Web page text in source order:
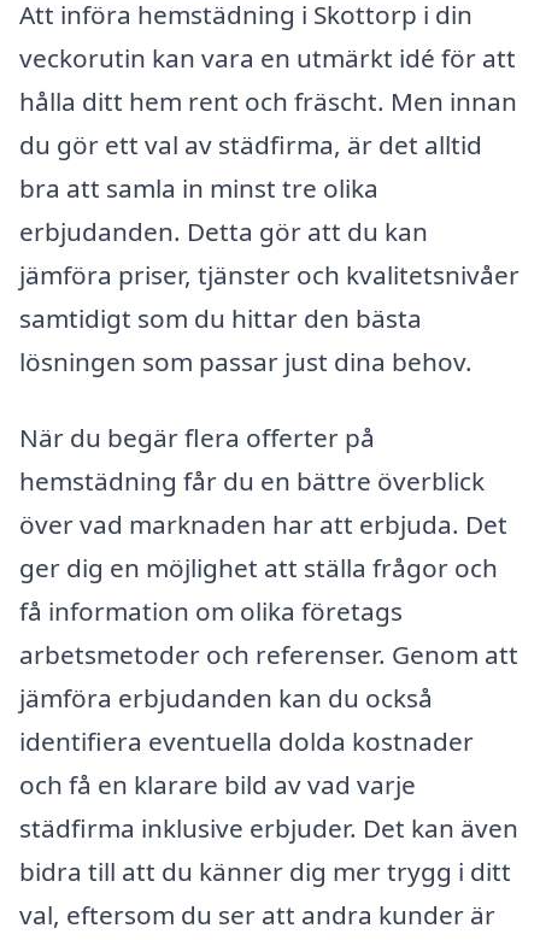
Att införa hemstädning i Skottorp i din
veckorutin kan vara en utmärkt idé för att
hålla ditt hem rent och fräscht. Men innan
du gör ett val av städfirma, är det alltid
bra att samla in minst tre olika
erbjudanden. Detta gör att du kan
jämföra priser, tjänster och kvalitetsnivåer
samtidigt som du hittar den bästa
lösningen som passar just dina behov.
När du begär flera offerter på
hemstädning får du en bättre överblick
över vad marknaden har att erbjuda. Det
ger dig en möjlighet att ställa frågor och
få information om olika företags
arbetsmetoder och referenser. Genom att
jämföra erbjudanden kan du också
identifiera eventuella dolda kostnader
och få en klarare bild av vad varje
städfirma inklusive erbjuder. Det kan även
bidra till att du känner dig mer trygg i ditt
val, eftersom du ser att andra kunder är